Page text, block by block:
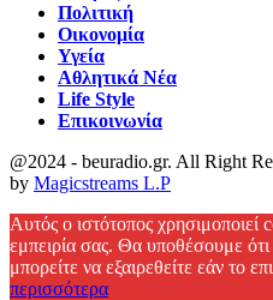
Πολιτική
Οικονομία
Υγεία
Αθλητικά Νέα
Life Style
Επικοινωνία
@2024 - beuradio.gr. All Right
by Magicstreams L.P
Αυτός ο ιστότοπος χρησιμοποιεί
εμπειρία σας. Θα υποθέσουμε ότι
μπορείτε να εξαιρεθείτε εάν το
περισσότερα